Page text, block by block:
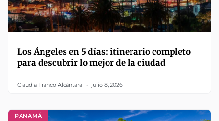
Los Ángeles en 5 días: itinerario completo
para descubrir lo mejor de la ciudad
Claudia Franco Alcántara julio 8, 2026
PANAMÁ